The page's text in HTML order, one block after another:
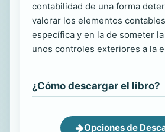
contabilidad de una forma
valorar los elementos
específica y en la de someter
unos controles exteriores a la
¿Cómo descargar el libro?
Opciones de